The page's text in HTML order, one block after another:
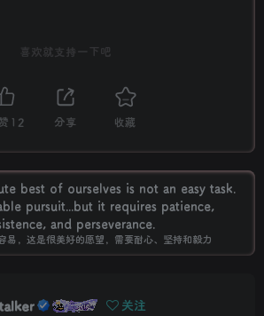
喜欢就支持一下吧
12 分享 收藏
best of ourselves is not an easy task.
pursuit...but it requires patience,
and perseverance.
易，这是很美好的愿望，需要耐心、坚持和毅力
关注